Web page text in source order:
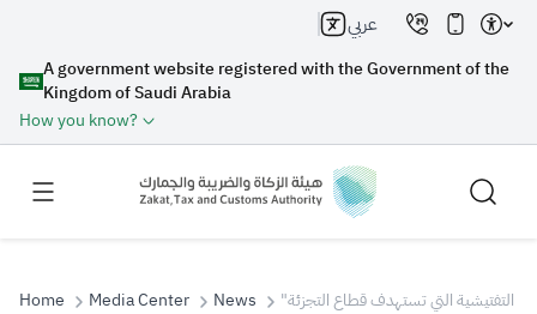
A government website registered with the Government of the
Kingdom of Saudi Arabia
How you know?
عربي
Home Media Center News التفتيشية التي تستهدف قطاع التجزئة